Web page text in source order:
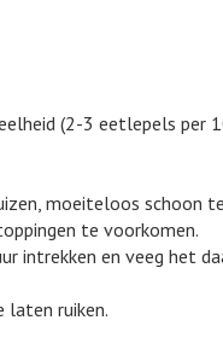
(2-3 eetlepels per
moeiteloos schoon
te voorkomen.
intrekken en veeg het
laten ruiken.